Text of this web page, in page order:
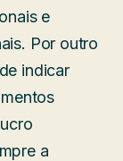
e
Por outro
indicar
a